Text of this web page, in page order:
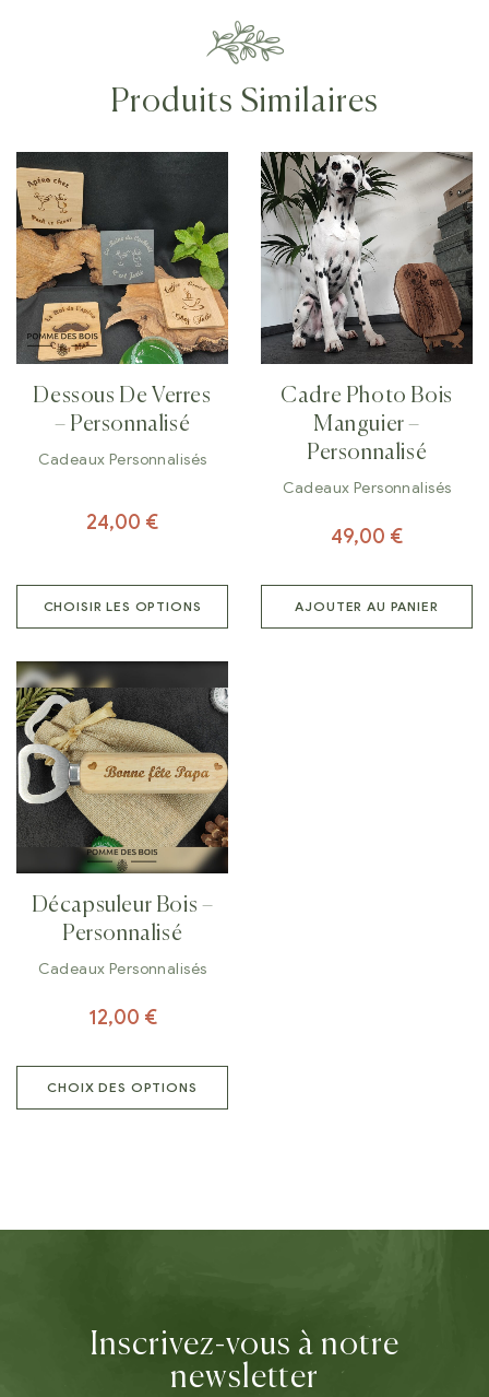
Produits Similaires
Dessous De Verres
– Personnalisé
Cadeaux Personnalisés
24,00 €
CHOISIR LES OPTIONS
Cadre Photo Bois
Manguier –
Personnalisé
Cadeaux Personnalisés
49,00 €
AJOUTER AU PANIER
Décapsuleur Bois –
Personnalisé
Cadeaux Personnalisés
12,00 €
CHOIX DES OPTIONS
Inscrivez-vous à notre
newsletter